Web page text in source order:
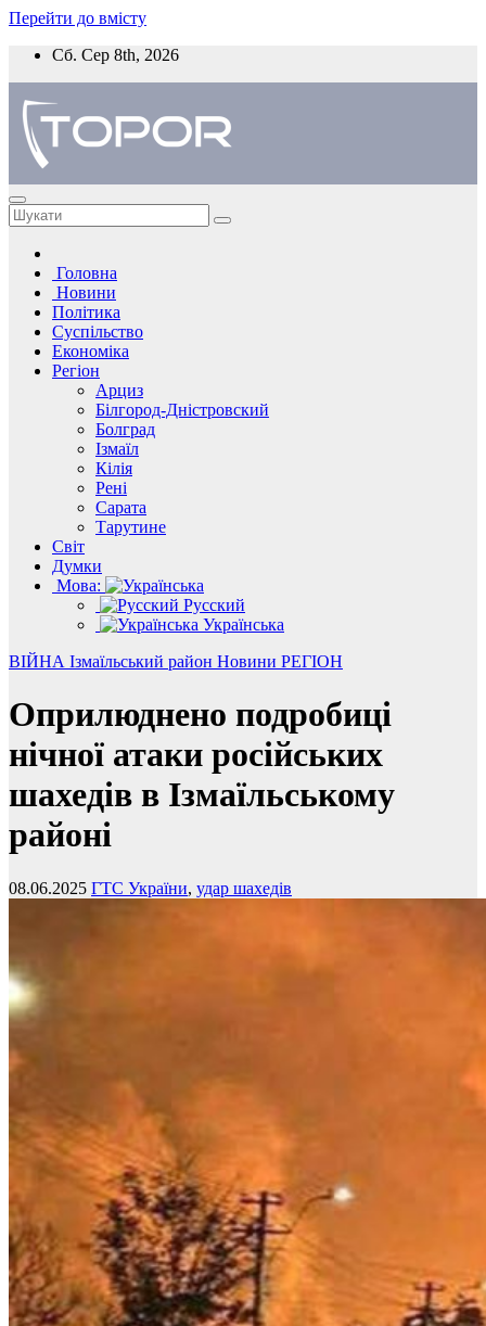
Перейти до вмісту
Сб. Сер 8th, 2026
Головна
Новини
Політика
Суспільство
Економіка
Регіон
Арциз
Білгород-Дністровский
Болград
Ізмаїл
Кілія
Рені
Сарата
Тарутине
Світ
Думки
Мова:
Русский
Українська
ВІЙНА Ізмаїльський район Новини РЕГІОН
Оприлюднено подробиці
нічної атаки російських
шахедів в Ізмаїльському
районі
08.06.2025 ГТС України, удар шахедів